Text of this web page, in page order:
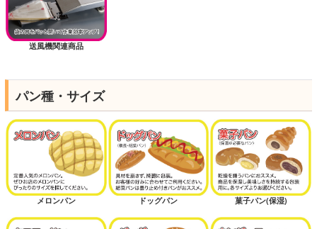
送風機関連商品
パン種・サイズ
メロンパン ドッグパン 菓子パン(保湿)